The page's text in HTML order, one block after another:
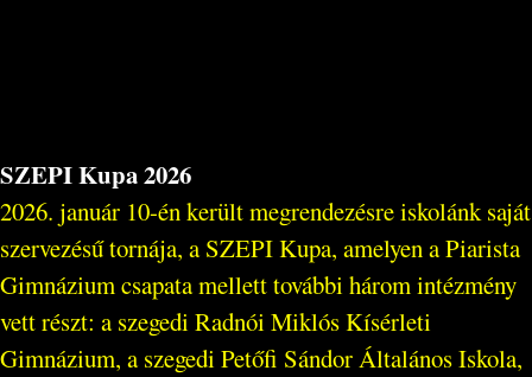
SZEPI Kupa 2026
2026. január 10-én került megrendezésre iskolánk saját
szervezésű tornája, a SZEPI Kupa, amelyen a Piarista
Gimnázium csapata mellett további három intézmény
vett részt: a szegedi Radnói Miklós Kísérleti
Gimnázium, a szegedi Petőfi Sándor Általános Iskola,